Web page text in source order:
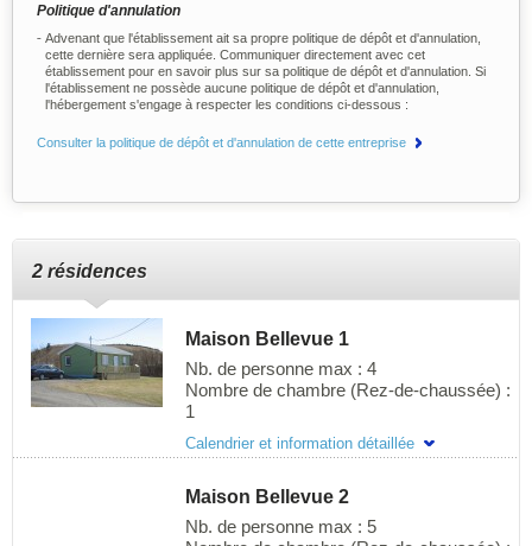
Politique d'annulation
Advenant que l'établissement ait sa propre politique de dépôt et d'annulation,
cette dernière sera appliquée. Communiquer directement avec cet
établissement pour en savoir plus sur sa politique de dépôt et d'annulation. Si
l'établissement ne possède aucune politique de dépôt et d'annulation,
l'hébergement s'engage à respecter les conditions ci-dessous :
Consulter la politique de dépôt et d'annulation de cette entreprise
2 résidences
Maison Bellevue 1
Nb. de personne max : 4
Nombre de chambre (Rez-de-chaussée) :
1
Maison Bellevue 1 située au 474 chemin
près de tous les services.
Dimension de l'hébergement
Calendrier et information détaillée
Maison Bellevue 2
Nb. de personne max : 5